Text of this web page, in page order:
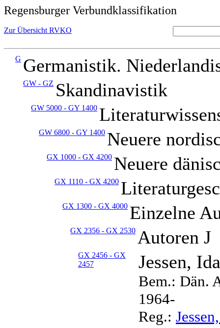
Regensburger Verbundklassifikation
Zur Übersicht RVKO
G Germanistik.
GW - GZ Skandinavistik
GW 5000 - GY 1400
GW 6800 - GY 1400 Neuere
GX 1000 - GX 4200 Neuere
GX 1110 - GX 4200
GX 1300 - GX 4000 Einzelne
GX 2356 - GX 2530 Autoren J
GX 2456 - GX
2457
Jessen, Ida
Bem.: Dän.
1964-
Reg.: